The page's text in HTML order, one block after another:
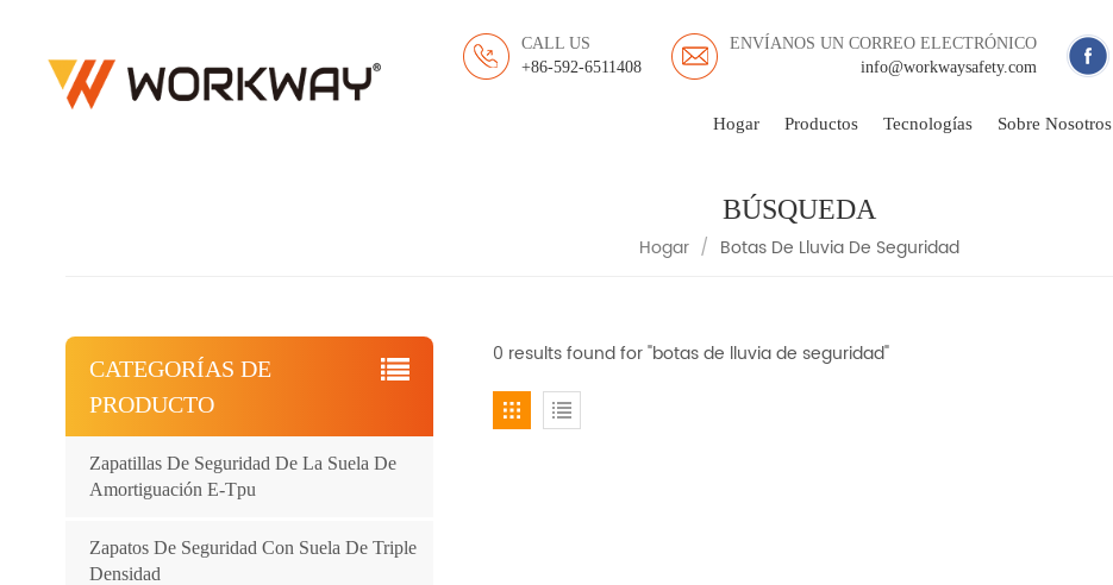
CALL US
+86-592-6511408
ENVÍANOS UN CORREO ELECTRÓNICO
info@workwaysafety.com
Hogar Productos Tecnologías Sobre Nosotros
BÚSQUEDA
Hogar / Botas De Lluvia De Seguridad
0 results found for "botas de lluvia de seguridad"
CATEGORÍAS DE
PRODUCTO
Zapatillas De Seguridad De La Suela De
Amortiguación E-Tpu
Zapatos De Seguridad Con Suela De Triple
Densidad